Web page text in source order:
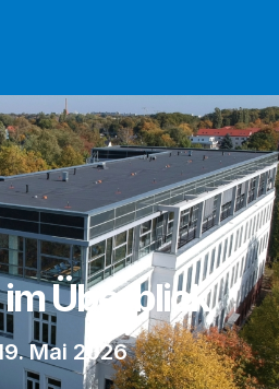
Überblick
Mai 2026